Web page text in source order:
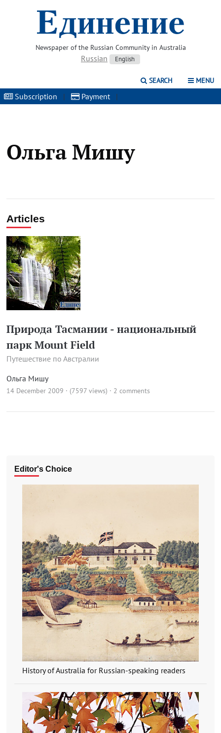
Newspaper of the Russian Community in Australia
Russian English
SEARCH MENU
Subscription | Payment |
Ольга Мишу
Articles
Природа Тасмании - национальный
парк Mount Field
Путешествие по Австралии
Ольга Мишу
14 December 2009 · (7597 views) · 2 comments
Editor's Choice
History of Australia for Russian-speaking readers